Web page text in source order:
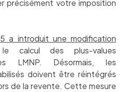
précisément votre imposition
a introduit une modification
calcul des plus-values
LMNP. Désormais, les
doivent être réintégrés
de la revente. Cette mesure